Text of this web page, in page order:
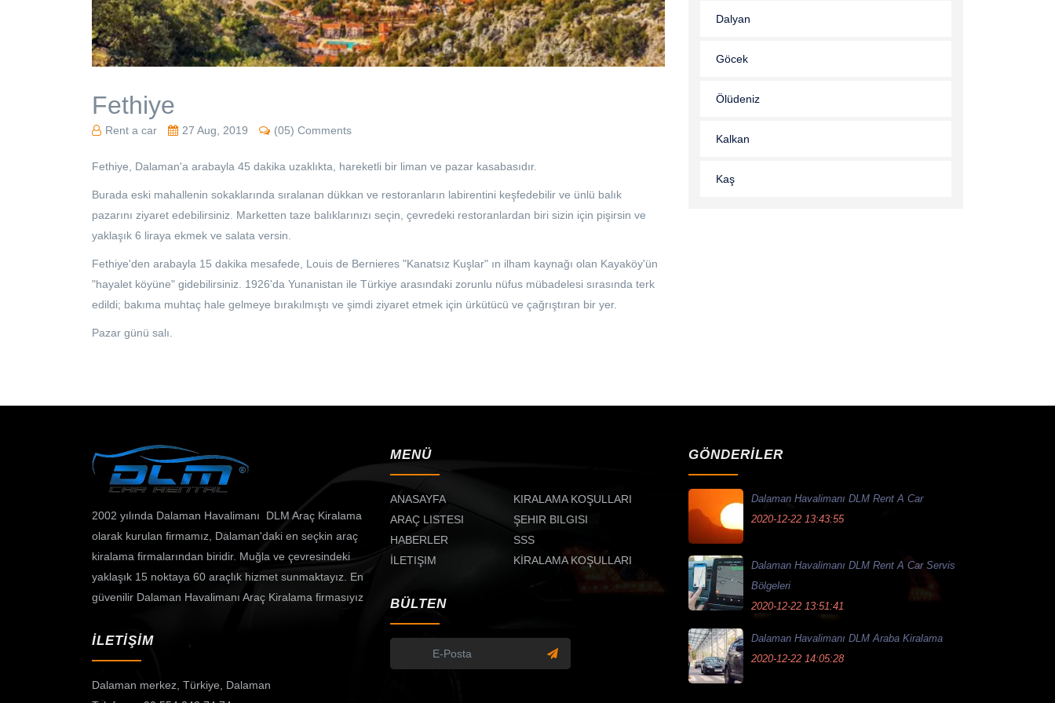
Fethiye
Rent a car 27 Aug, 2019 (05) Comments
Fethiye, Dalaman'a arabayla 45 dakika uzaklıkta, hareketli bir liman ve pazar kasabasıdır.
Burada eski mahallenin sokaklarında sıralanan dükkan ve restoranların labirentini keşfedebilir ve ünlü balık
pazarını ziyaret edebilirsiniz. Marketten taze balıklarınızı seçin, çevredeki restoranlardan biri sizin için pişirsin ve
yaklaşık 6 liraya ekmek ve salata versin.
Fethiye'den arabayla 15 dakika mesafede, Louis de Bernieres "Kanatsız Kuşlar" ın ilham kaynağı olan Kayaköy'ün
"hayalet köyüne" gidebilirsiniz. 1926'da Yunanistan ile Türkiye arasındaki zorunlu nüfus mübadelesi sırasında terk
edildi; bakıma muhtaç hale gelmeye bırakılmıştı ve şimdi ziyaret etmek için ürkütücü ve çağrıştıran bir yer.
Pazar günü salı.
Dalyan
Göcek
Ölüdeniz
Kalkan
Kaş
2002 yılında Dalaman Havalimanı DLM Araç Kiralama
olarak kurulan firmamız, Dalaman'daki en seçkin araç
kiralama firmalarından biridir. Muğla ve çevresindeki
yaklaşık 15 noktaya 60 araçlık hizmet sunmaktayız. En
güvenilir Dalaman Havalimanı Araç Kiralama firmasıyız
İLETİŞİM
Dalaman merkez, Türkiye, Dalaman
MENÜ
ANASAYFA
ARAÇ LISTESI
HABERLER
İLETIŞIM
KIRALAMA KOŞULLARI
ŞEHIR BILGISI
SSS
KİRALAMA KOŞULLARI
BÜLTEN
GÖNDERİLER
Dalaman Havalimanı DLM Rent A Car
2020-12-22 13:43:55
Dalaman Havalimanı DLM Rent A Car Servis
Bölgeleri
2020-12-22 13:51:41
Dalaman Havalimanı DLM Araba Kiralama
2020-12-22 14:05:28